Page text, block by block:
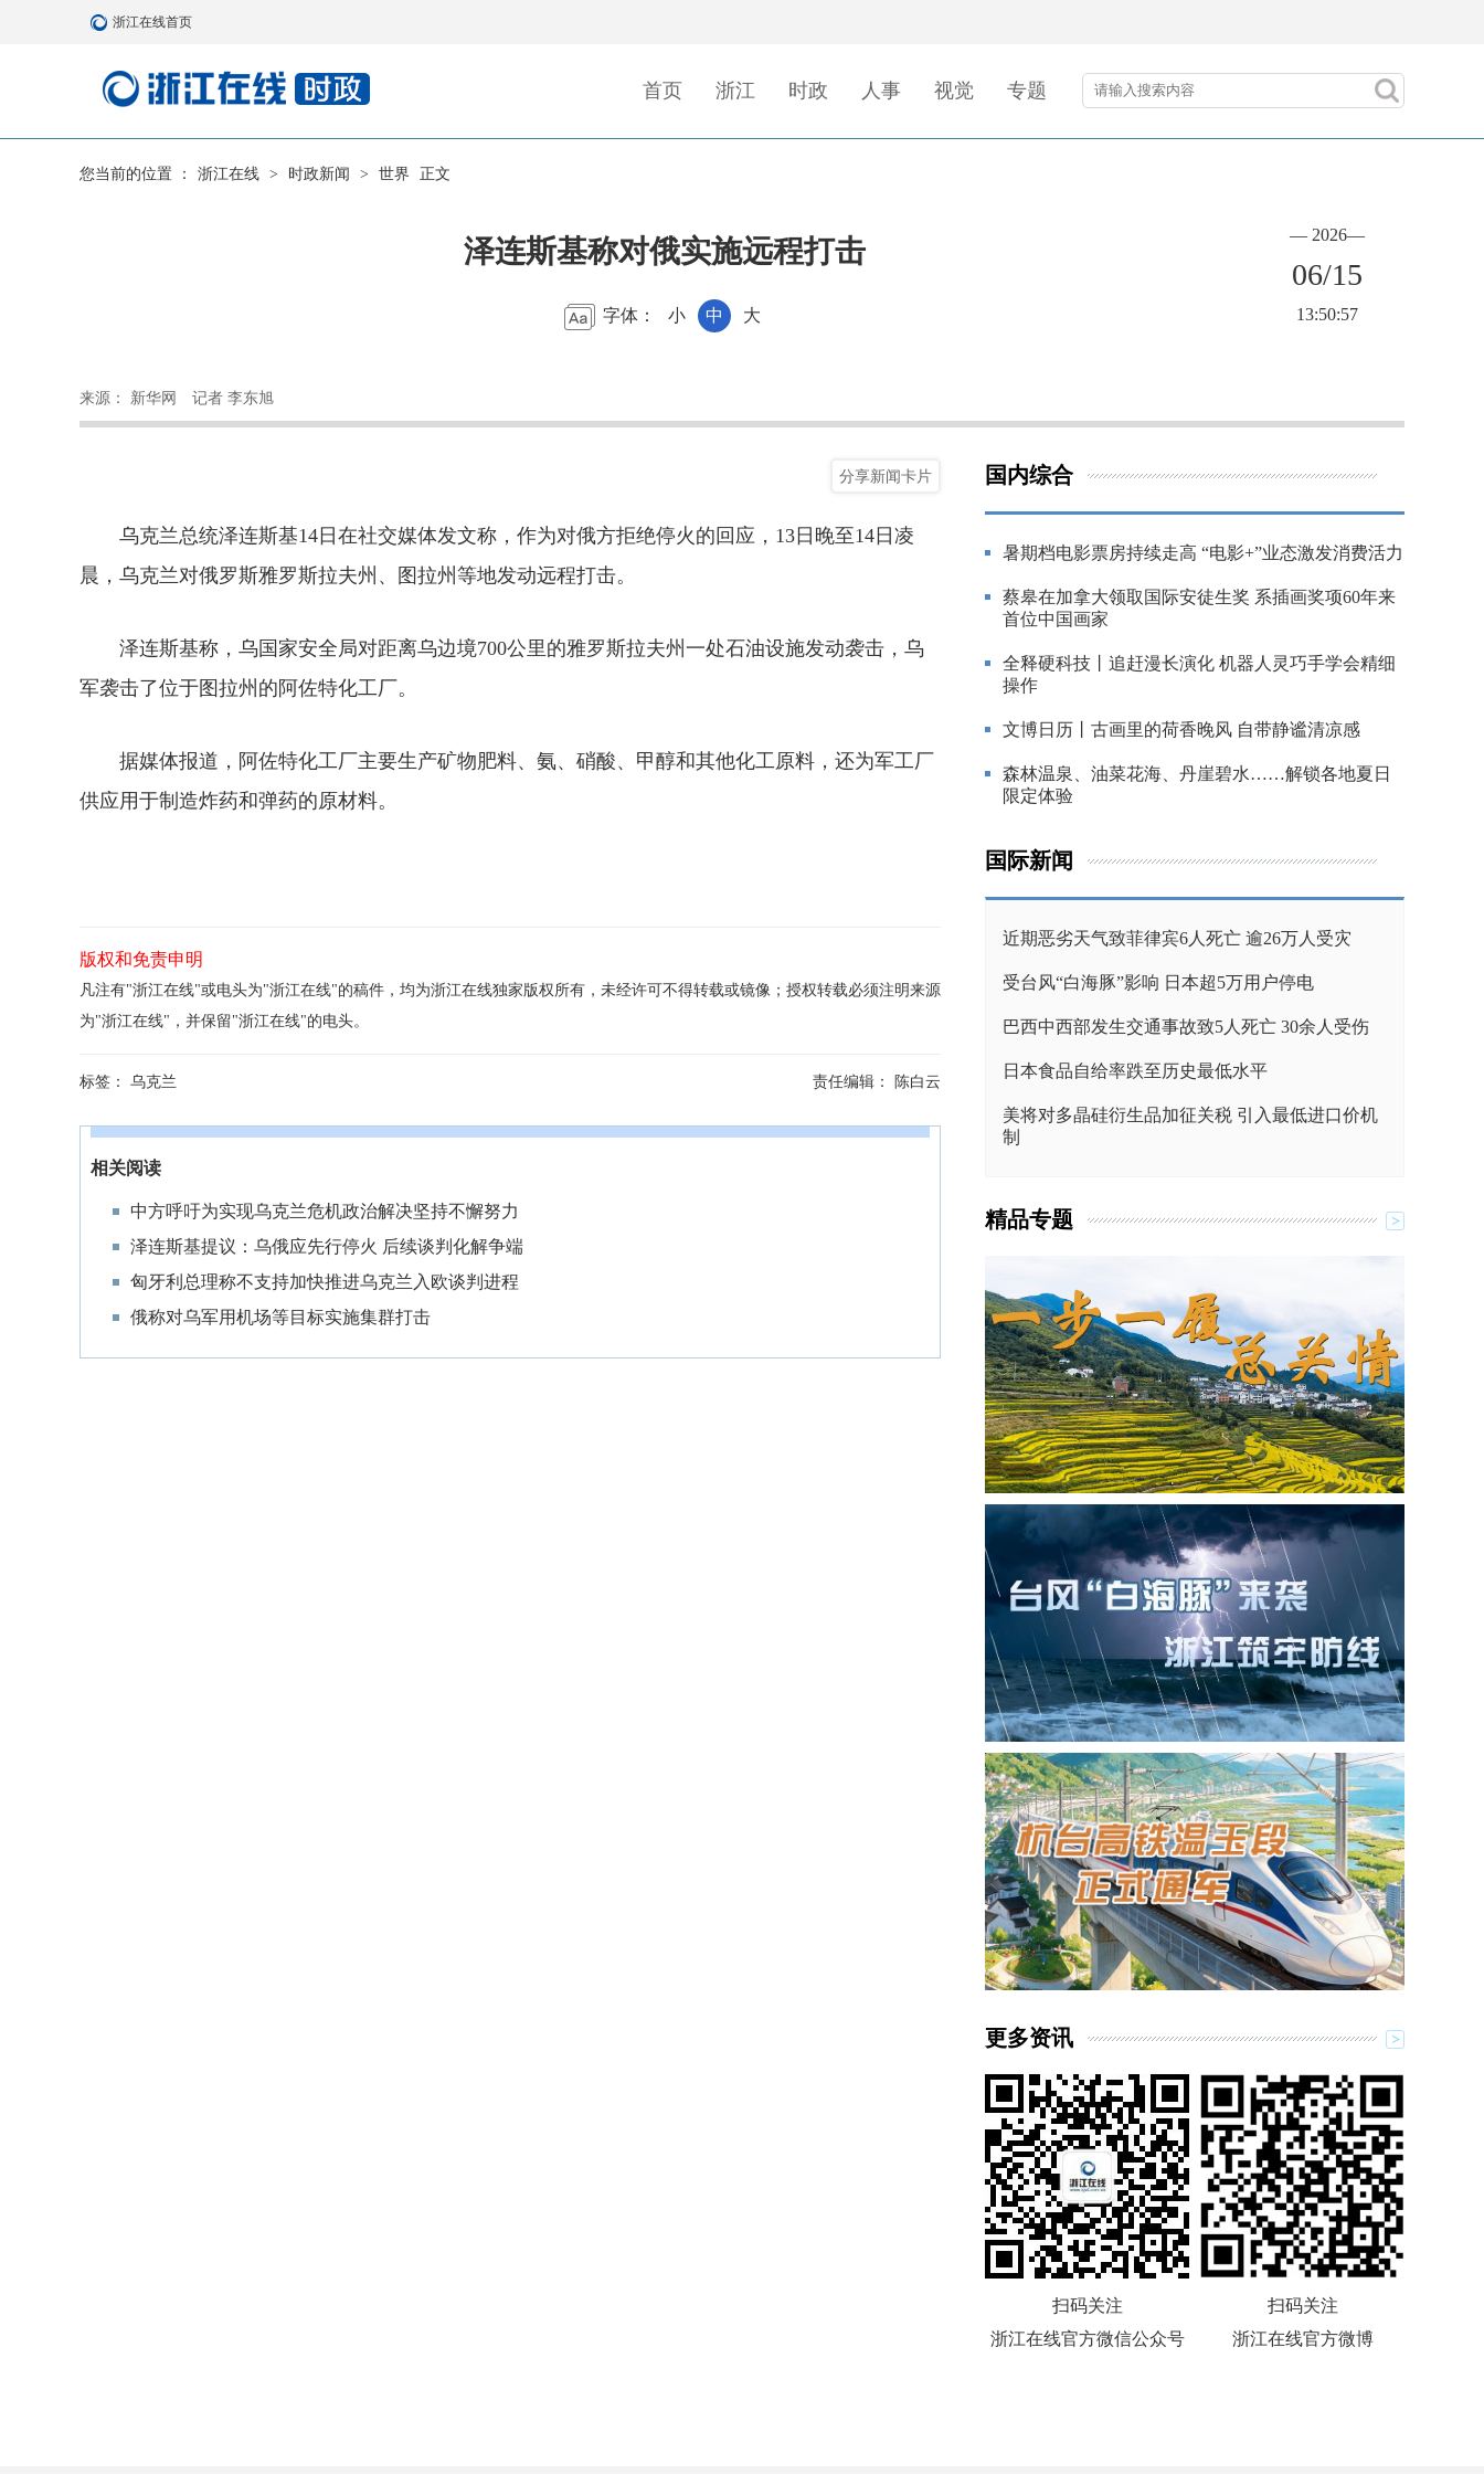
浙江在线首页
首页 浙江 时政 人事 视觉 专题
您当前的位置 ： 浙江在线 > 时政新闻 > 世界 正文
泽连斯基称对俄实施远程打击
字体： 小 中 大
— 2026—
06/15
13:50:57
来源： 新华网 记者 李东旭
分享新闻卡片
乌克兰总统泽连斯基14日在社交媒体发文称，作为对俄方拒绝停火的回应，13日晚至14日凌
晨，乌克兰对俄罗斯雅罗斯拉夫州、图拉州等地发动远程打击。
泽连斯基称，乌国家安全局对距离乌边境700公里的雅罗斯拉夫州一处石油设施发动袭击，乌
军袭击了位于图拉州的阿佐特化工厂。
据媒体报道，阿佐特化工厂主要生产矿物肥料、氨、硝酸、甲醇和其他化工原料，还为军工厂
供应用于制造炸药和弹药的原材料。
版权和免责申明
凡注有"浙江在线"或电头为"浙江在线"的稿件，均为浙江在线独家版权所有，未经许可不得转载或镜像；授权转载必须注明来源
为"浙江在线"，并保留"浙江在线"的电头。
标签： 乌克兰 责任编辑： 陈白云
相关阅读
中方呼吁为实现乌克兰危机政治解决坚持不懈努力
泽连斯基提议：乌俄应先行停火 后续谈判化解争端
匈牙利总理称不支持加快推进乌克兰入欧谈判进程
俄称对乌军用机场等目标实施集群打击
国内综合
暑期档电影票房持续走高 “电影+”业态激发消费活力
蔡皋在加拿大领取国际安徒生奖 系插画奖项60年来
首位中国画家
全释硬科技丨追赶漫长演化 机器人灵巧手学会精细
操作
文博日历丨古画里的荷香晚风 自带静谧清凉感
森林温泉、油菜花海、丹崖碧水……解锁各地夏日
限定体验
国际新闻
近期恶劣天气致菲律宾6人死亡 逾26万人受灾
受台风“白海豚”影响 日本超5万用户停电
巴西中西部发生交通事故致5人死亡 30余人受伤
日本食品自给率跌至历史最低水平
美将对多晶硅衍生品加征关税 引入最低进口价机
制
精品专题
更多资讯
扫码关注
浙江在线官方微信公众号
扫码关注
浙江在线官方微博